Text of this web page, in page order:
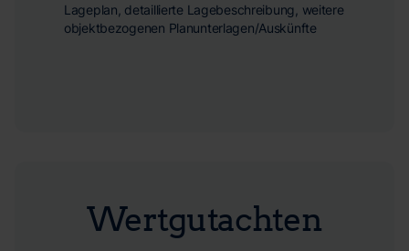
Wertgutachten
Lageplan, detaillierte Lagebeschreibung, weitere
objektbezogenen Planunterlagen/Auskünfte